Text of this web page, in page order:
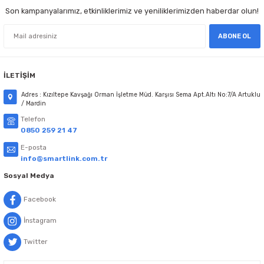
alışveriş yaparım, tek sıkıntı yaşadım
Ö... K... | 07/07/2025
Güzel ve kaliteli bir ürün. Satıcı firma
güvenilir. Kargo ve teslimat hızlı
Fatih Avşar | 22/05/2025
Herkese tavsiye ederim çok iyi
ertuğrul YALÇIN | 21/05/2025
Kaliteli hizmet hızlı kargo
M... A... | 24/04/2025
Son kampanyalarımız, etkinliklerimiz ve yeniliklerimizden haberdar olun!
ABONE OL
İLETİŞİM
Adres : Kızıltepe Kavşağı Orman İşletme Müd. Karşısı Sema Apt.Altı No:7/A Artuklu
/ Mardin
Telefon
0850 259 21 47
E-posta
info@smartlink.com.tr
Sosyal Medya
Facebook
İnstagram
Twitter